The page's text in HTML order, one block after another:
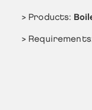
> Products:
>